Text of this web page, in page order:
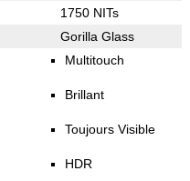
1750 NITs
Gorilla Glass
Multitouch
Brillant
Toujours Visible
HDR